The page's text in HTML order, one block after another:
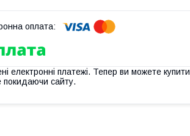
електронні платежі. Тепер ви можете купити
покидаючи сайту.